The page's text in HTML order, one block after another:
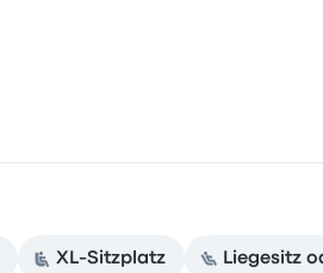
XL-Sitzplatz Liegesitz